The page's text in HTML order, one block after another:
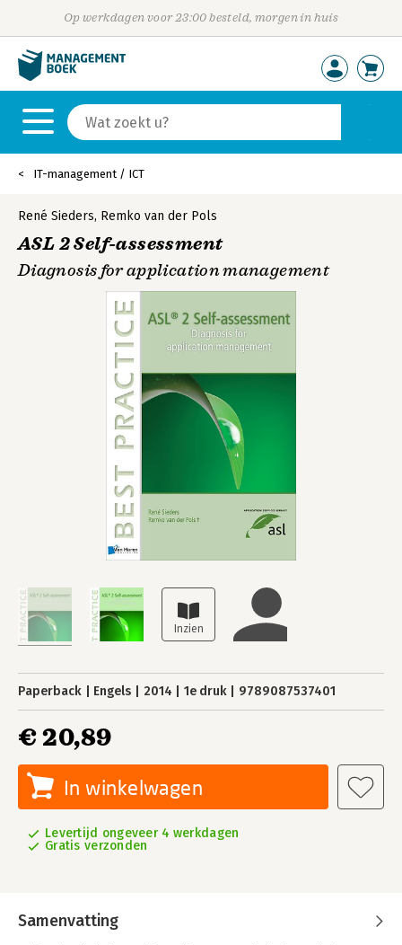
Op werkdagen voor 23:00 besteld, morgen in huis
IT-management / ICT
René Sieders, Remko van der Pols
ASL 2 Self-assessment
Diagnosis for application management
Paperback Engels 2014 1e druk 9789087537401
€ 20,89
In winkelwagen
Levertijd ongeveer 4 werkdagen
Gratis verzonden
Samenvatting